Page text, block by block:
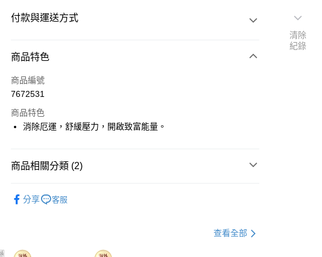
付款與運送方式
付款方式
信用卡一次付款
Google Pay
運送方式
商品特色
商品編號
7672531
商品特色
消除厄運，舒緩壓力，開啟致富能量。
商品相關分類 (2)
分享 客服
查看全部
清除
紀錄